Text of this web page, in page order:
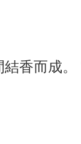
香而成